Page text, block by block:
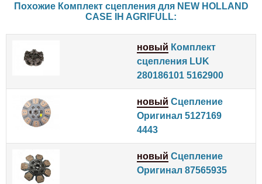
Похожие Комплект сцепления для NEW HOLLAND
CASE IH AGRIFULL:
новый Комплект
сцепления LUK
280186101 5162900
новый Сцепление
Оригинал 5127169
4443
новый Сцепление
Оригинал 87565935